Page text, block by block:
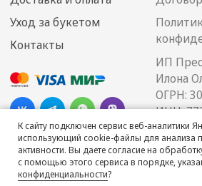
К сайту подключен сервис веб-аналитики
использующий cookie-файлы для анализа
активности. Вы даете согласие на
с помощью этого сервиса в порядке,
конфиденциальности?